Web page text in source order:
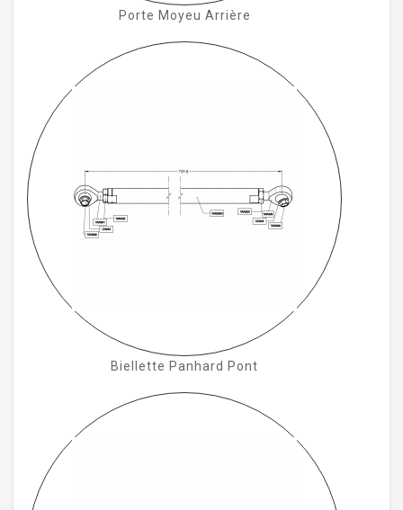
Porte Moyeu Arrière
Biellette Panhard Pont